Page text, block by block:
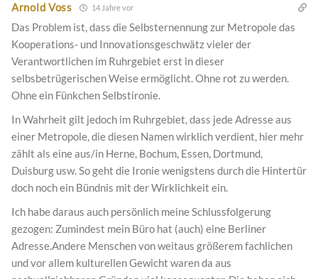
Arnold Voss 14 Jahre vor
Das Problem ist, dass die Selbsternennung zur Metropole das
Kooperations- und Innovationsgeschwätz vieler der
Verantwortlichen im Ruhrgebiet erst in dieser
selbsbetrügerischen Weise ermöglicht. Ohne rot zu werden.
Ohne ein Fünkchen Selbstironie.
In Wahrheit gilt jedoch im Ruhrgebiet, dass jede Adresse aus
einer Metropole, die diesen Namen wirklich verdient, hier mehr
zählt als eine aus/in Herne, Bochum, Essen, Dortmund,
Duisburg usw. So geht die Ironie wenigstens durch die Hintertür
doch noch ein Bündnis mit der Wirklichkeit ein.
Ich habe daraus auch persönlich meine Schlussfolgerung
gezogen: Zumindest mein Büro hat (auch) eine Berliner
Adresse.Andere Menschen von weitaus größerem fachlichen
und vor allem kulturellen Gewicht waren da aus